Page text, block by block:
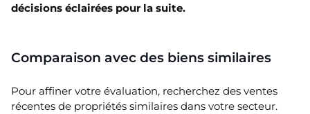
décisions éclairées pour la suite.
Comparaison avec des biens similaires
Pour affiner votre évaluation, recherchez des ventes
récentes de propriétés similaires dans votre secteur.